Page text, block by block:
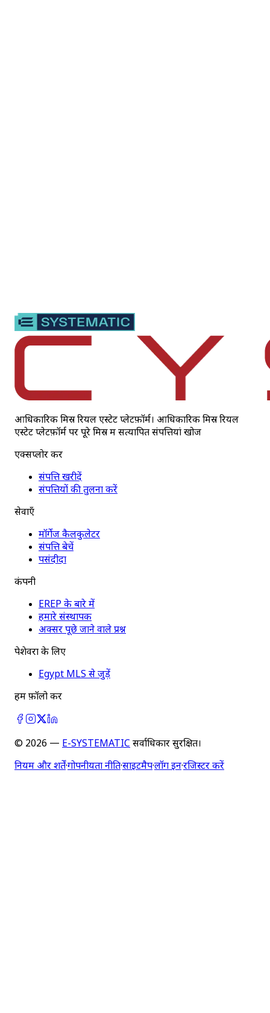
आधिकारिक मिस्र रियल एस्टेट प्लेटफ़ॉर्म। आधिकारिक मिस्र रियल
एस्टेट प्लेटफ़ॉर्म पर पूरे मिस्र में सत्यापित संपत्तियां खोजें
एक्सप्लोर करें
संपत्ति खरीदें
संपत्तियों की तुलना करें
सेवाएँ
मॉर्गेज कैलकुलेटर
संपत्ति बेचें
पसंदीदा
कंपनी
EREP के बारे में
हमारे संस्थापक
अक्सर पूछे जाने वाले प्रश्न
पेशेवरों के लिए
Egypt MLS से जुड़ें
हमें फ़ॉलो करें
© 2026 — E-SYSTEMATICसर्वाधिकार सुरक्षित।
नियम और शर्तें·गोपनीयता नीति·साइटमैप·लॉग इन·रजिस्टर करें